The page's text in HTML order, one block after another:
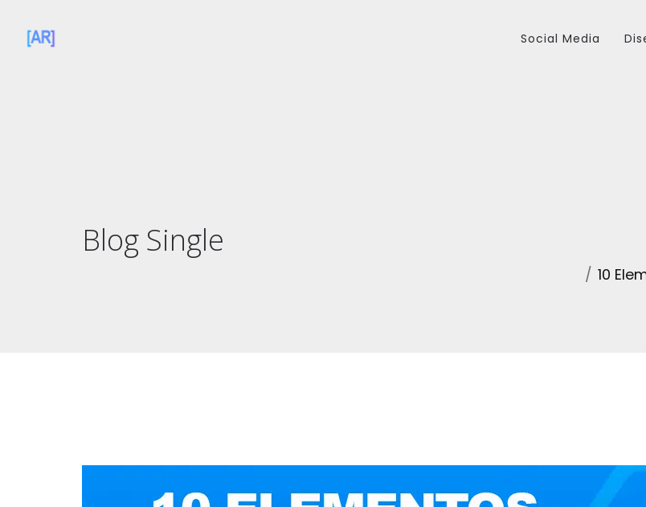
Social Media
Blog Single
10